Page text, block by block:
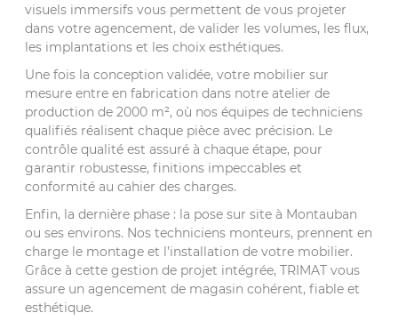
visuels immersifs vous permettent de vous projeter
dans votre agencement, de valider les volumes, les flux,
les implantations et les choix esthétiques.
Une fois la conception validée, votre mobilier sur
mesure entre en fabrication dans notre atelier de
production de 2000 m², où nos équipes de techniciens
qualifiés réalisent chaque pièce avec précision. Le
contrôle qualité est assuré à chaque étape, pour
garantir robustesse, finitions impeccables et
conformité au cahier des charges.
Enfin, la dernière phase : la pose sur site à Montauban
ou ses environs. Nos techniciens monteurs, prennent en
charge le montage et l’installation de votre mobilier.
Grâce à cette gestion de projet intégrée, TRIMAT vous
assure un agencement de magasin cohérent, fiable et
esthétique.